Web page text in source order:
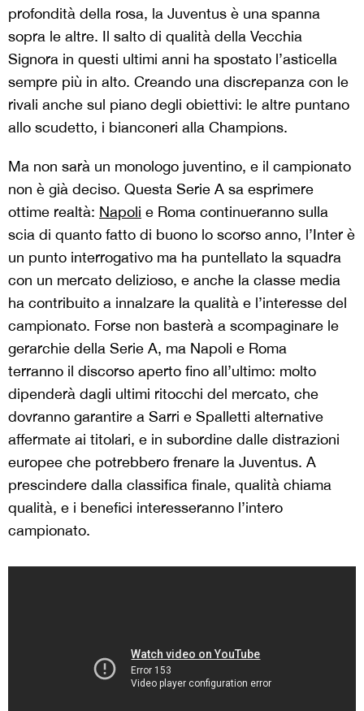
profondità della rosa, la Juventus è una spanna
sopra le altre. Il salto di qualità della Vecchia
Signora in questi ultimi anni ha spostato l’asticella
sempre più in alto. Creando una discrepanza con le
rivali anche sul piano degli obiettivi: le altre puntano
allo scudetto, i bianconeri alla Champions.
Ma non sarà un monologo juventino, e il campionato
non è già deciso. Questa Serie A sa esprimere
ottime realtà: Napoli e Roma continueranno sulla
scia di quanto fatto di buono lo scorso anno, l’Inter è
un punto interrogativo ma ha puntellato la squadra
con un mercato delizioso, e anche la classe media
ha contribuito a innalzare la qualità e l’interesse del
campionato. Forse non basterà a scompaginare le
gerarchie della Serie A, ma Napoli e Roma
terranno il discorso aperto fino all’ultimo: molto
dipenderà dagli ultimi ritocchi del mercato, che
dovranno garantire a Sarri e Spalletti alternative
affermate ai titolari, e in subordine dalle distrazioni
europee che potrebbero frenare la Juventus. A
prescindere dalla classifica finale, qualità chiama
qualità, e i benefici interesseranno l’intero
campionato.